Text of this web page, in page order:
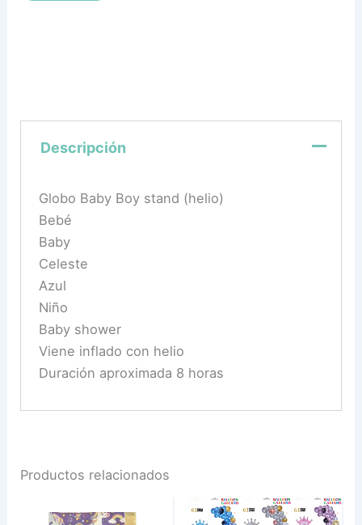
Descripción
Globo Baby Boy stand (helio)
Bebé
Baby
Celeste
Azul
Niño
Baby shower
Viene inflado con helio
Duración aproximada 8 horas
Productos relacionados